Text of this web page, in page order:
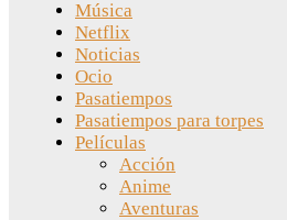
Música
Netflix
Noticias
Ocio
Pasatiempos
Pasatiempos para torpes
Películas
Acción
Anime
Aventuras